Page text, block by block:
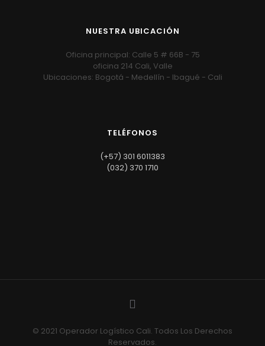
NUESTRA UBICACIÓN
Oficina principal: Calle 5 # 66B - 75
oficina 214 Cali, Valle
Ubicaciones: Bogotá - Medellín - Ibagué - Cali
TELÉFONOS
(+57) 301 6011383
(032) 370 1710
© 2021 Operador Logístico Cali. Todos Los Derechos
Reservados.